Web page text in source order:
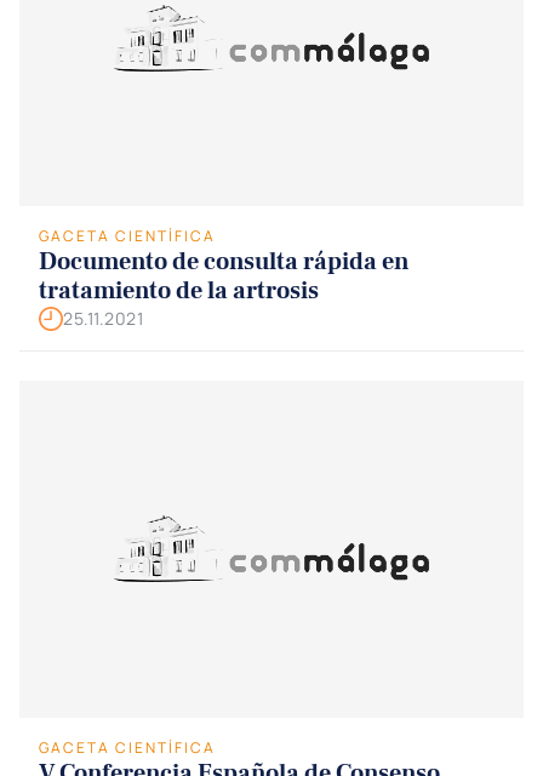
GACETA CIENTÍFICA
Documento de consulta rápida en
tratamiento de la artrosis
25.11.2021
GACETA CIENTÍFICA